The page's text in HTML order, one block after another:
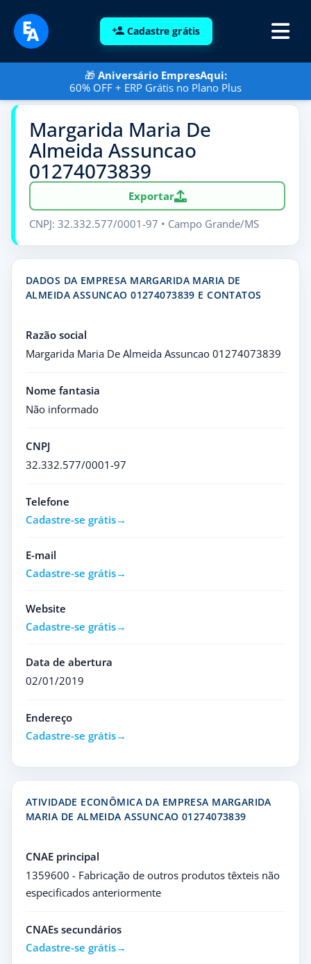
Cadastre grátis
🎁 Aniversário EmpresAqui:
60% OFF + ERP Grátis no Plano Plus
Margarida Maria De
Almeida Assuncao
01274073839
Exportar
CNPJ: 32.332.577/0001-97 • Campo Grande/MS
DADOS DA EMPRESA MARGARIDA MARIA DE
ALMEIDA ASSUNCAO 01274073839 E CONTATOS
Razão social
Margarida Maria De Almeida Assuncao 01274073839
Nome fantasia
Não informado
CNPJ
32.332.577/0001-97
Telefone
Cadastre-se grátis
E-mail
Cadastre-se grátis
Website
Cadastre-se grátis
Data de abertura
02/01/2019
Endereço
Cadastre-se grátis
ATIVIDADE ECONÔMICA DA EMPRESA MARGARIDA
MARIA DE ALMEIDA ASSUNCAO 01274073839
CNAE principal
1359600 - Fabricação de outros produtos têxteis não
especificados anteriormente
CNAEs secundários
Cadastre-se grátis